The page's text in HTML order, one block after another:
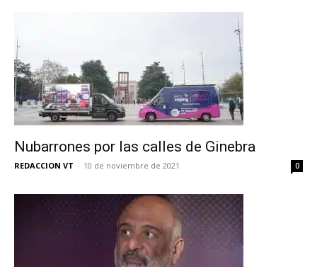
Nubarrones por las calles de Ginebra
REDACCION VT - 10 de noviembre de 2021 0